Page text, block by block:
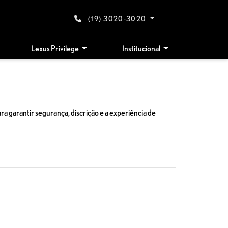
(19) 3020-3020
Lexus Privilege Institucional
garantir segurança, discrição e a experiência de